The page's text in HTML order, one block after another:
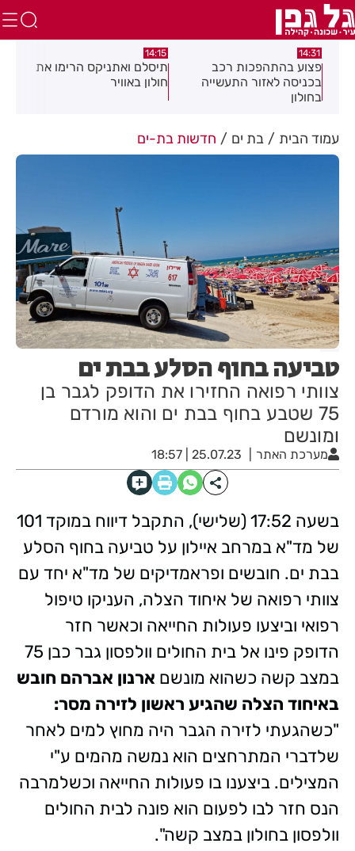
14:31
פצוע בהתהפכות רכב
בכניסה לאזור התעשייה
בחולון
14:15
תיסלם ואתניקס הרימו את
חולון באוויר
עמוד הבית בת ים חדשות בת-ים
טביעה בחוף הסלע בבת ים
צוותי רפואה החזירו את הדופק לגבר בן
75 שטבע בחוף בבת ים והוא מורדם
ומונשם
מערכת האתר 25.07.23 | 18:57
בשעה 17:52 (שלישי), התקבל דיווח במוקד 101
של מד"א במרחב איילון על טביעה בחוף הסלע
בבת ים. חובשים ופראמדיקים של מד"א יחד עם
צוותי רפואה של איחוד הצלה, העניקו טיפול
רפואי וביצעו פעולות החייאה וכאשר חזר
הדופק פינו אל בית החולים וולפסון גבר כבן 75
במצב קשה כשהוא מונשם ארנון אברהם חובש
באיחוד הצלה שהגיע ראשון לזירה מסר:
"כשהגעתי לזירה הגבר היה מחוץ למים לאחר
שלדברי המתרחצים הוא נמשה מהמים ע"י
המצילים. ביצענו בו פעולות החייאה וכשלמרבה
הנס חזר לבו לפעום הוא פונה לבית החולים
וולפסון בחולון במצב קשה".